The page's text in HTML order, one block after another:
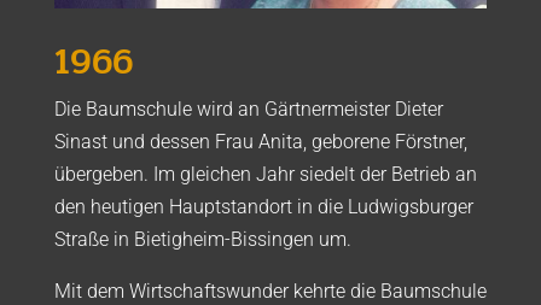
1966
Die Baumschule wird an Gärtnermeister Dieter
Sinast und dessen Frau Anita, geborene Förstner,
übergeben. Im gleichen Jahr siedelt der Betrieb an
den heutigen Hauptstandort in die Ludwigsburger
Straße in Bietigheim-Bissingen um.
Mit dem Wirtschaftswunder kehrte die Baumschule